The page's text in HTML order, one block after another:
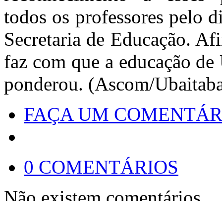
todos os professores pelo
Secretaria de Educação.
faz com que a educação
ponderou. (Ascom/
FAÇA UM
0 COMENTÁRIOS